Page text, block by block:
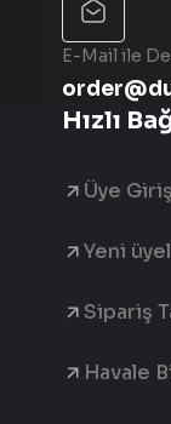
E-Mail ile
Hızlı
Üye
Yeni
Sipariş
Havale